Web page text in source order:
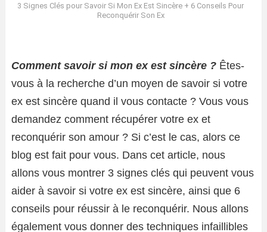
3 Signes Clés pour Savoir Si Mon Ex Est Sincère + 6 Conseils Pour
Reconquérir Son Ex
Comment savoir si mon ex est sincère ? Êtes-
vous à la recherche d’un moyen de savoir si votre
ex est sincère quand il vous contacte ? Vous vous
demandez comment récupérer votre ex et
reconquérir son amour ? Si c’est le cas, alors ce
blog est fait pour vous. Dans cet article, nous
allons vous montrer 3 signes clés qui peuvent vous
aider à savoir si votre ex est sincère, ainsi que 6
conseils pour réussir à le reconquérir. Nous allons
également vous donner des techniques infaillibles